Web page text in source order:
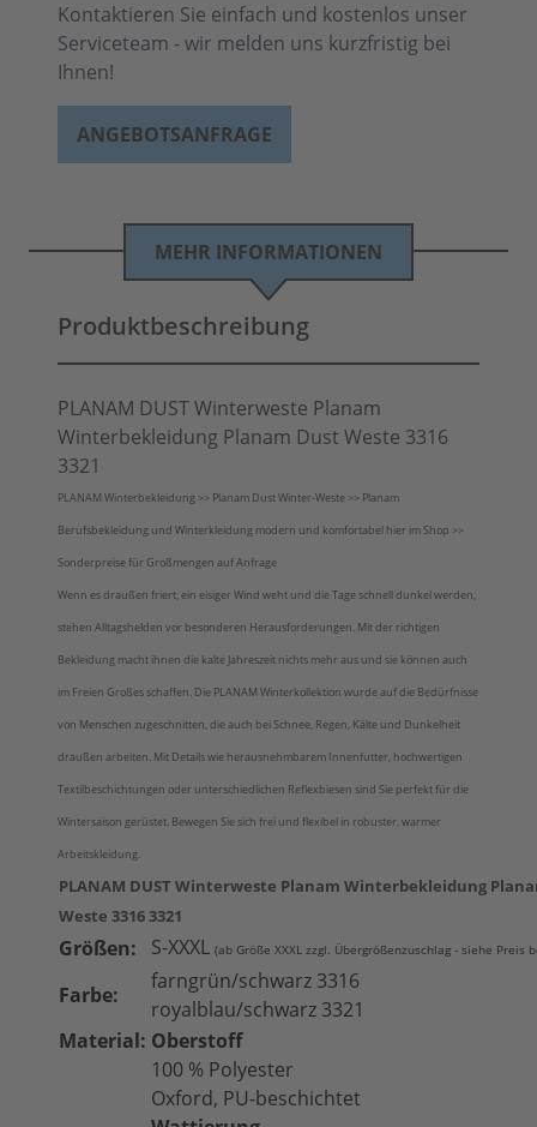
Kontaktieren Sie einfach und kostenlos unser
Serviceteam - wir melden uns kurzfristig bei
Ihnen!
ANGEBOTSANFRAGE
MEHR INFORMATIONEN
Produktbeschreibung
PLANAM DUST Winterweste Planam
Winterbekleidung Planam Dust Weste 3316
3321
PLANAM Winterbekleidung >> Planam Dust Winter-Weste >> Planam
Berufsbekleidung und Winterkleidung modern und komfortabel hier im Shop >>
Sonderpreise für Großmengen auf Anfrage
Wenn es draußen friert, ein eisiger Wind weht und die Tage schnell dunkel werden,
stehen Alltagshelden vor besonderen Herausforderungen. Mit der richtigen
Bekleidung macht ihnen die kalte Jahreszeit nichts mehr aus und sie können auch
im Freien Großes schaffen. Die PLANAM Winterkollektion wurde auf die Bedürfnisse
von Menschen zugeschnitten, die auch bei Schnee, Regen, Kälte und Dunkelheit
draußen arbeiten. Mit Details wie herausnehmbarem Innenfutter, hochwertigen
Textilbeschichtungen oder unterschiedlichen Reflexbiesen sind Sie perfekt für die
Wintersaison gerüstet. Bewegen Sie sich frei und flexibel in robuster, warmer
Arbeitskleidung.
PLANAM DUST Winterweste Planam Winterbekleidung
Weste 3316 3321
Größen: S-XXXL (ab Größe XXXL zzgl. Übergrößenzuschlag - siehe Preis
Farbe:
farngrün/schwarz 3316
royalblau/schwarz 3321
Material: Oberstoff
100 % Polyester
Oxford, PU-beschichtet